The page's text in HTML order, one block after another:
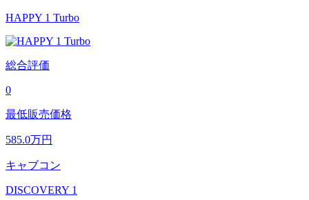
HAPPY 1 Turbo
総合評価
0
最低販売価格
585.0万円
キャブコン
DISCOVERY 1